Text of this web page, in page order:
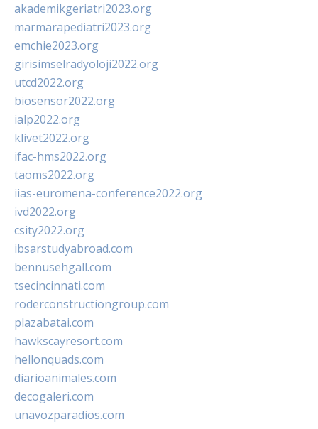
akademikgeriatri2023.org
marmarapediatri2023.org
emchie2023.org
girisimselradyoloji2022.org
utcd2022.org
biosensor2022.org
ialp2022.org
klivet2022.org
ifac-hms2022.org
taoms2022.org
iias-euromena-conference2022.org
ivd2022.org
csity2022.org
ibsarstudyabroad.com
bennusehgall.com
tsecincinnati.com
roderconstructiongroup.com
plazabatai.com
hawkscayresort.com
hellonquads.com
diarioanimales.com
decogaleri.com
unavozparadios.com